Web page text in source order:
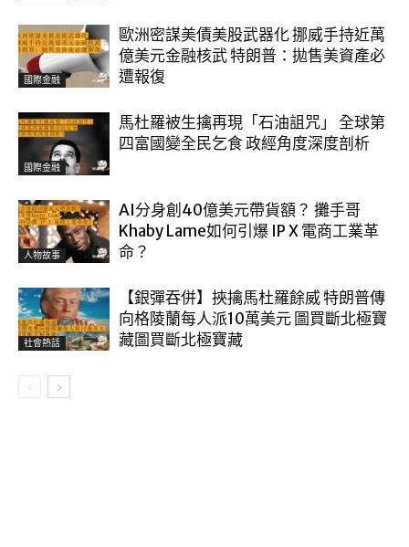
國際金融
歐洲密謀美債美股武器化 挪威手持近萬
億美元金融核武 特朗普：拋售美資產必
遭報復
國際金融
馬杜羅被生擒再現「石油詛咒」 全球第
四富國變全民乞食 政經角度深度剖析
人物故事
AI分身創40億美元帶貨額？ 攤手哥
Khaby Lame如何引爆 IP X 電商工業革
命？
社會熱話
【銀彈吞併】挾擒馬杜羅餘威 特朗普傳
向格陵蘭每人派10萬美元 圖買斷北極寶
藏圖買斷北極寶藏